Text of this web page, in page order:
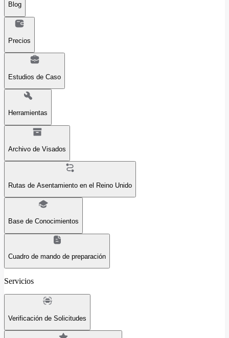
Blog
Precios
Estudios de Caso
Herramientas
Archivo de Visados
Rutas de Asentamiento en el Reino Unido
Base de Conocimientos
Cuadro de mando de preparación
Servicios
Verificación de Solicitudes